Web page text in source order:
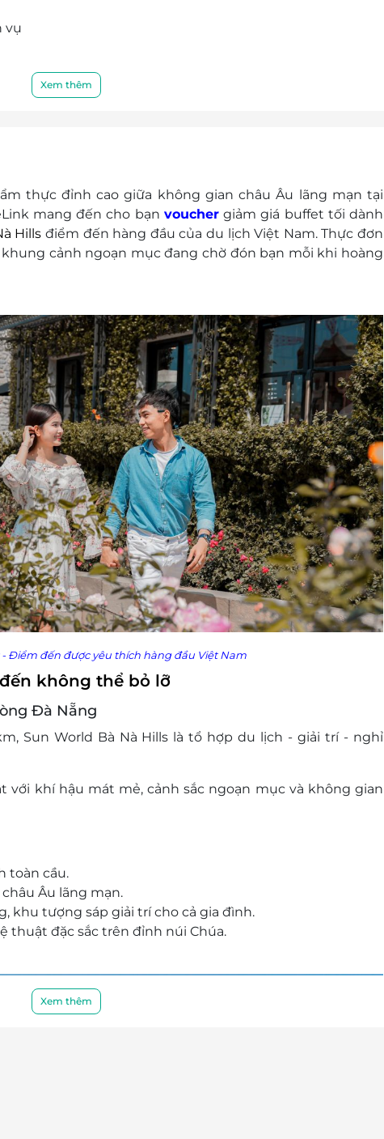
vụ
140cm: Tính vé trẻ em
Xem thêm
thực đỉnh cao giữa không gian châu Âu lãng mạn tại
mang đến cho bạn vouchergiảm giá buffet tối dành
Hills điểm đến hàng đầu của du lịch Việt Nam. Thực đơn
cảnh ngoạn mục đang chờ đón bạn mỗi khi hoàng
- Điểm đến được yêu thích hàng đầu Việt Nam
không thể bỏ lỡ
Đà Nẵng
Sun World Bà Nà Hills là tổ hợp du lịch - giải trí - nghỉ
với khí hậu mát mẻ, cảnh sắc ngoạn mục và không gian
toàn cầu.
Âu lãng mạn.
khu tượng sáp giải trí cho cả gia đình.
thuật đặc sắc trên đỉnh núi Chúa.
Xem thêm